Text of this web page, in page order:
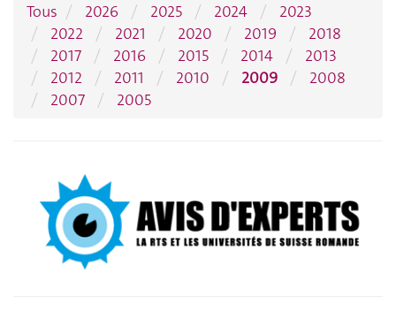
Tous 2026 2025 2024
2023
2022
2021 2020 2019
2018
2017
2016 2015 2014
2013
2012
2011 2010 2009
2008
2007
2005